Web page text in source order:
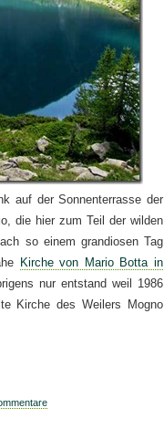
auf der Sonnenterrasse der
die hier zum Teil der wilden
so einem grandiosen Tag
Kirche von Mario Botta in
nur entstand weil 1986
Kirche des Weilers Mogno